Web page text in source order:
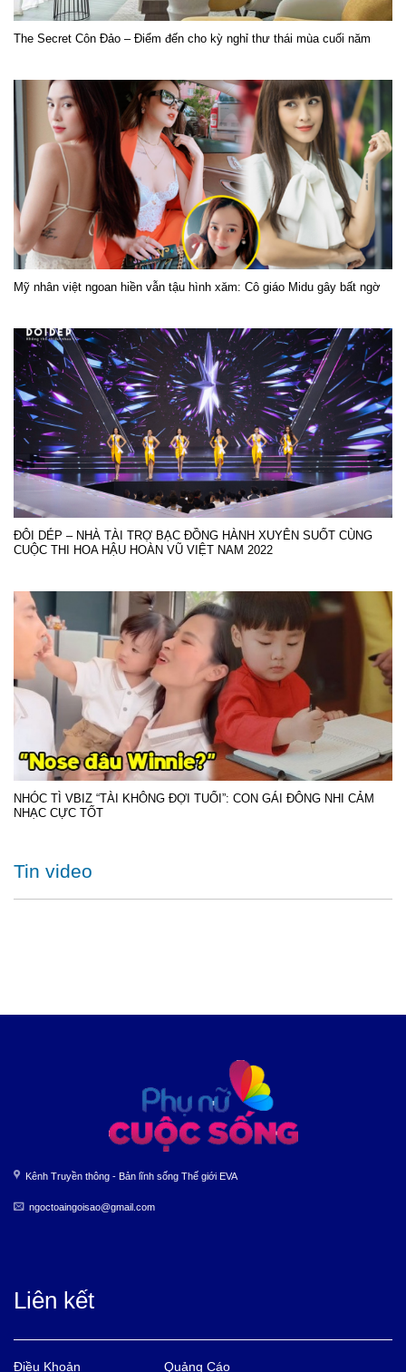
The Secret Côn Đảo – Điểm đến cho kỳ nghỉ thư thái mùa cuối năm
Mỹ nhân việt ngoan hiền vẫn tậu hình xăm: Cô giáo Midu gây bất ngờ
ĐÔI DÉP – NHÀ TÀI TRỢ BẠC ĐỒNG HÀNH XUYÊN SUỐT CÙNG
CUỘC THI HOA HẬU HOÀN VŨ VIỆT NAM 2022
NHÓC TÌ VBIZ “TÀI KHÔNG ĐỢI TUỔI”: CON GÁI ĐÔNG NHI CẢM
NHẠC CỰC TỐT
Tin video
Kênh Truyền thông - Bản lĩnh sống Thế giới EVA
ngoctoaingoisao@gmail.com
Liên kết
Điều Khoản Quảng Cáo